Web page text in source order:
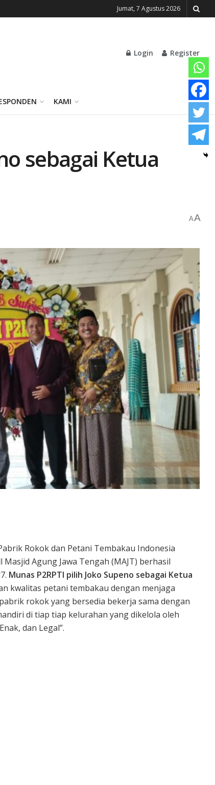
Jumat, 7 Agustus 2026
Login Register
KAMI
sebagai Ketua
AA
Rokok dan Petani Tembakau Indonesia
Agung Jawa Tengah (MAJT) berhasil
Munas P2RPTI pilih Joko Supeno sebagai Ketua
kwalitas petani tembakau dengan menjaga
rokok yang bersedia bekerja sama dengan
di tiap tiap kelurahan yang dikelola oleh
dan Legal”.